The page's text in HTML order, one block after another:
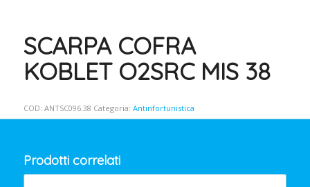
SCARPA COFRA
KOBLET O2SRC MIS 38
COD: ANTSC096.38 Categoria: Antinfortunistica
Prodotti correlati